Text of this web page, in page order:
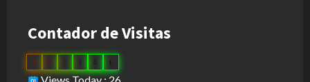
Contador de Visitas
0 3 1 1 1